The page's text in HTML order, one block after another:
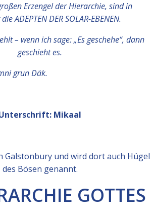
Erzengel der Hierarchie, sind in
ADEPTEN DER SOLAR-EBENEN.
– wenn ich sage: „Es geschehe“, dann
geschieht es.
amni grun Däk.
Mikaal
Galstonbury und wird dort auch Hügel
des Bösen genannt.
GOTTES